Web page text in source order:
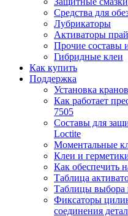
Средства для
Лубрикаторы
Активаторы
Прочие составы
Гибридные клеи
Как купить
Поддержка
Установка
Как работает
7505
Составы для
Loctite
Моментальные
Клеи и
Как обеспечить
Таблица
Таблицы выбора
Фиксаторы
соединения